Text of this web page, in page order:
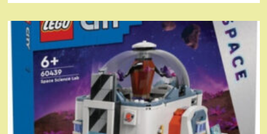
(EU)
Конструктор
LEGO
Technic
Экскаватор-
погрузчик
(42197)